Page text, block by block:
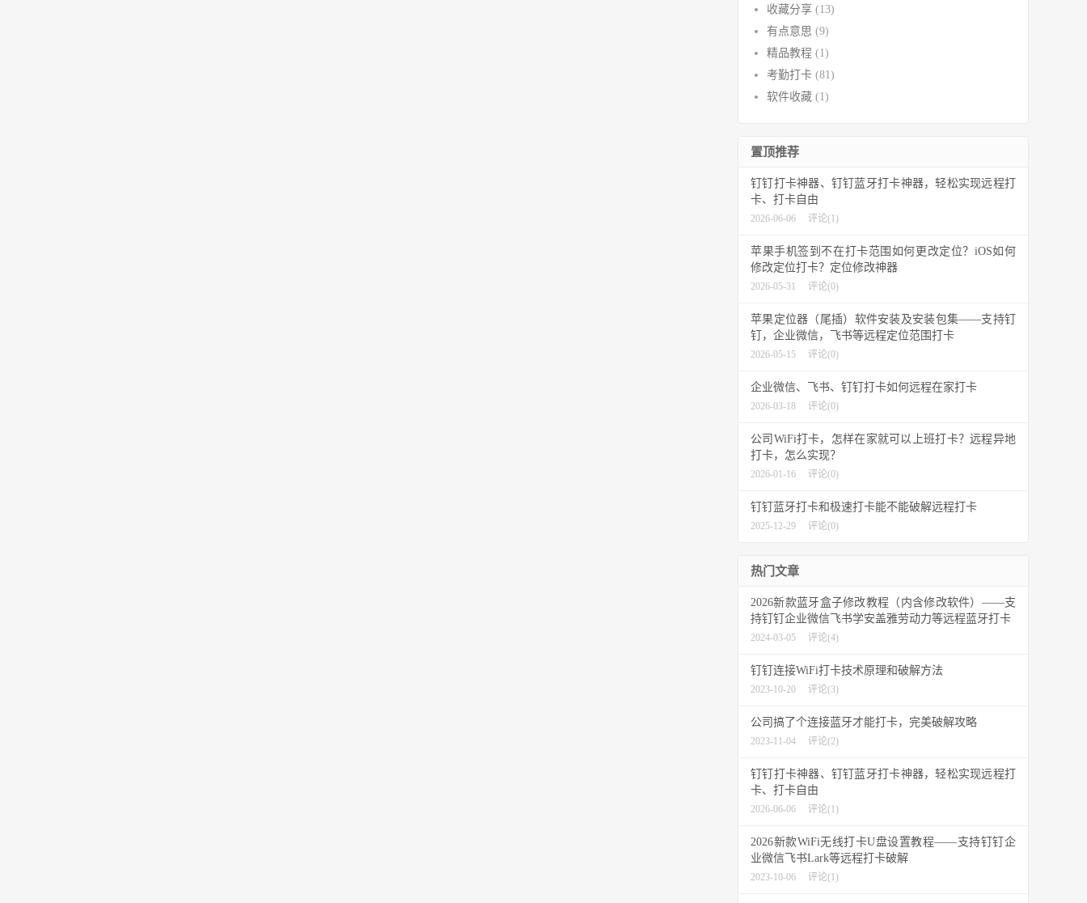
收藏分享 (13)
有点意思 (9)
精品教程 (1)
考勤打卡 (81)
软件收藏 (1)
置顶推荐
钉钉打卡神器、钉钉蓝牙打卡神器，轻松实现远程打
卡、打卡自由
2026-06-06 评论(1)
苹果手机签到不在打卡范围如何更改定位？iOS如何
修改定位打卡？定位修改神器
2026-05-31 评论(0)
苹果定位器（尾插）软件安装及安装包集——支持钉
钉，企业微信，飞书等远程定位范围打卡
2026-05-15 评论(0)
企业微信、飞书、钉钉打卡如何远程在家打卡
2026-03-18 评论(0)
公司WiFi打卡，怎样在家就可以上班打卡？远程异地
打卡，怎么实现？
2026-01-16 评论(0)
钉钉蓝牙打卡和极速打卡能不能破解远程打卡
2025-12-29 评论(0)
热门文章
2026新款蓝牙盒子修改教程（内含修改软件）——支
持钉钉企业微信飞书学安盖雅劳动力等远程蓝牙打卡
2024-03-05 评论(4)
钉钉连接WiFi打卡技术原理和破解方法
2023-10-20 评论(3)
公司搞了个连接蓝牙才能打卡，完美破解攻略
2023-11-04 评论(2)
钉钉打卡神器、钉钉蓝牙打卡神器，轻松实现远程打
卡、打卡自由
2026-06-06 评论(1)
2026新款WiFi无线打卡U盘设置教程——支持钉钉企
业微信飞书Lark等远程打卡破解
2023-10-06 评论(1)